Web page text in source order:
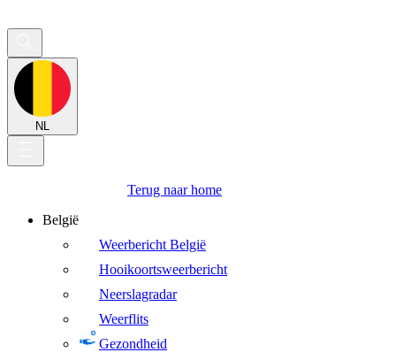
NL
Terug naar home
België
Weerbericht België
Hooikoortsweerbericht
Neerslagradar
Weerflits
Gezondheid